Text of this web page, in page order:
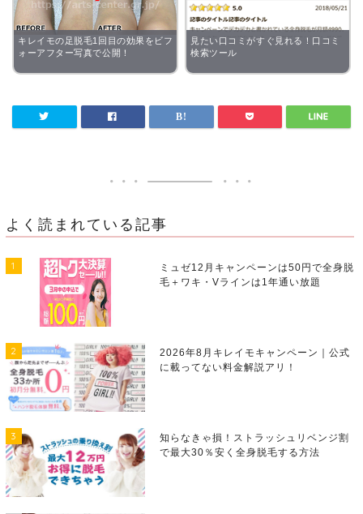
キレイモの足脱毛1回目の効果をビフ
ォーアフター写真で公開！
見たい口コミがすぐ見れる！口コミ
検索ツール
よく読まれている記事
1
ミュゼ12月キャンペーンは50円で全身脱
毛＋ワキ・Vラインは1年通い放題
2
2026年8月キレイモキャンペーン｜公式
に載ってない料金解説アリ！
3
知らなきゃ損！ストラッシュリベンジ割
で最大30％安く全身脱毛する方法